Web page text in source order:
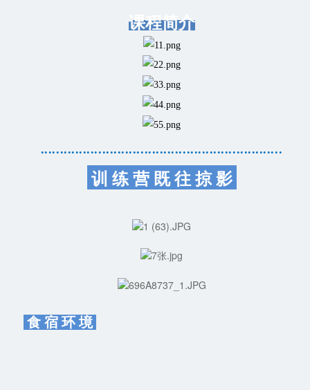
课程简介
...............................................................
训 练 营 既 往 掠 影
食 宿 环 境